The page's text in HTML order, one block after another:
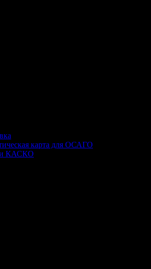
карта для ОСАГО
КАСКО